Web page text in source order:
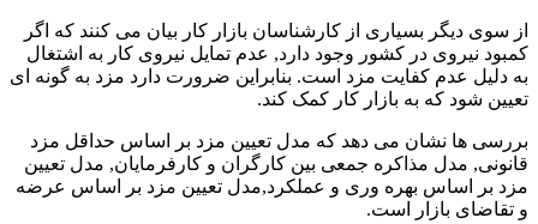
از سوی دیگر بسیاری از کارشناسان بازار کار بیان می کنند که اگر
کمبود نیروی در کشور وجود دارد, عدم تمایل نیروی کار به اشتغال
به دلیل عدم کفایت مزد است. بنابراین ضرورت دارد مزد به گونه ای
تعیین شود که به بازار کار کمک کند.
بررسی ها نشان می دهد که مدل تعیین مزد بر اساس حداقل مزد
قانونی, مدل مذاکره جمعی بین کارگران و کارفرمایان, مدل تعیین
مزد بر اساس بهره وری و عملکرد,مدل تعیین مزد بر اساس عرضه
و تقاضای بازار است.